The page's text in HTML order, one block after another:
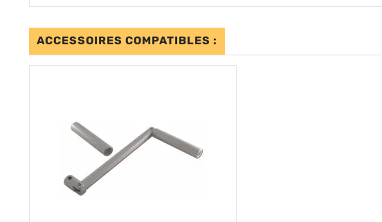
ACCESSOIRES COMPATIBLES :